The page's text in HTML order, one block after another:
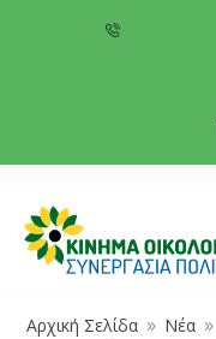
Αρχική Σελίδα 9 Νέα 9